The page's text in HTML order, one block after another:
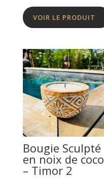
VOIR LE PRODUIT
Bougie Sculpté
en noix de coco
– Timor 2